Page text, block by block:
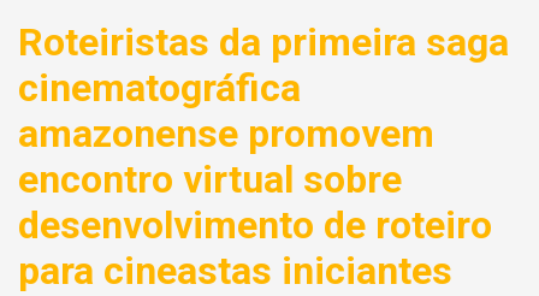
Roteiristas da primeira saga
cinematográfica
amazonense promovem
encontro virtual sobre
desenvolvimento de roteiro
para cineastas iniciantes